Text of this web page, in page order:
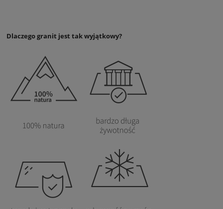
Dlaczego granit jest tak wyjątkowy?